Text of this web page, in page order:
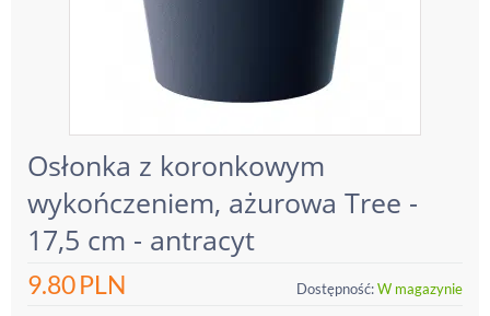
Osłonka z koronkowym
wykończeniem, ażurowa Tree -
17,5 cm - antracyt
9.80PLN Dostępność:W magazynie